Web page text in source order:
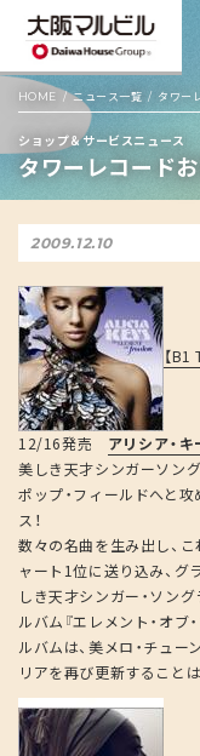
HOME ニュース一覧 タワー
ショップ＆サービスニュース
タワーレコード
2009.12.10
【B1
12/16発売 アリシア・キ
美しき天才シンガーソン
ポップ・フィールドへと
ス！
数々の名曲を生み出し、
ャート1位に送り込み、
しき天才シンガー・ソング
ルバム『エレメント・オブ
ルバムは、美メロ・チュ
リアを再び更新すること